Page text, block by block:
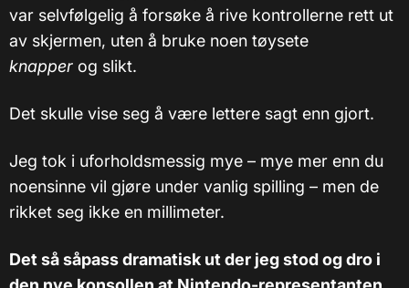
var selvfølgelig å forsøke å rive kontrollerne rett ut
av skjermen, uten å bruke noen tøysete
knapper og slikt.
Det skulle vise seg å være lettere sagt enn gjort.
Jeg tok i uforholdsmessig mye – mye mer enn du
noensinne vil gjøre under vanlig spilling – men de
rikket seg ikke en millimeter.
Det så såpass dramatisk ut der jeg stod og dro i